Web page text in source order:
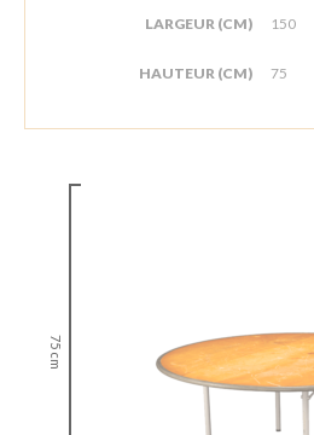
LARGEUR (CM) 150
HAUTEUR (CM) 75
75 cm